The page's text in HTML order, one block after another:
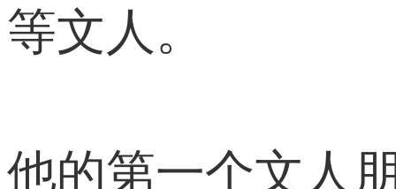
等文人。
他的第一个文人